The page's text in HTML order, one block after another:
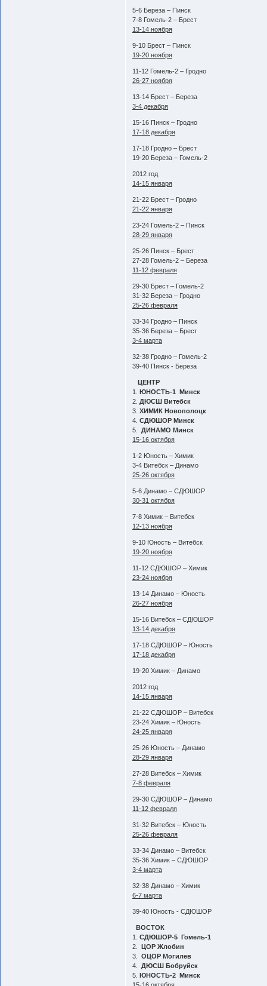
5-6 Береза – Пинск
7-8 Гомель-2 – Брест
13-14 ноября
9-10 Брест – Пинск
19-20 ноября
11-12 Гомель-2 – Гродно
26-27 ноября
13-14 Брест – Береза
3-4 декабря
15-16 Пинск – Гродно
17-18 декабря
17-18 Гродно – Брест
19-20 Береза – Гомель-2
2012 год
14-15 января
21-22 Брест – Гродно
21-22 января
23-24 Гомель-2 – Пинск
28-29 января
25-26 Пинск – Брест
27-28 Гомель-2 – Береза
11-12 февраля
29-30 Брест – Гомель-2
31-32 Береза – Гродно
25-26 февраля
33-34 Гродно – Пинск
35-36 Береза – Брест
3-4 марта
32-38 Гродно – Гомель-2
39-40 Пинск - Береза
ЦЕНТР
1. ЮНОСТЬ-1 Минск
2.ДЮСШ Витебск
3.ХИМИК Новополоцк
4.СДЮШОР Минск
5.ДИНАМО Минск
15-16 октября
1-2 Юность – Химик
3-4 Витебск – Динамо
25-26 октября
5-6 Динамо – СДЮШОР
30-31 октября
7-8 Химик – Витебск
12-13 ноября
9-10 Юность – Витебск
19-20 ноября
11-12 СДЮШОР – Химик
23-24 ноября
13-14 Динамо – Юность
26-27 ноября
15-16 Витебск – СДЮШОР
13-14 декабря
17-18 СДЮШОР – Юность
17-18 декабря
19-20 Химик – Динамо
2012 год
14-15 января
21-22 СДЮШОР – Витебск
23-24 Химик – Юность
24-25 января
25-26 Юность – Динамо
28-29 января
27-28 Витебск – Химик
7-8 февраля
29-30 СДЮШОР – Динамо
11-12 февраля
31-32 Витебск – Юность
25-26 февраля
33-34 Динамо – Витебск
35-36 Химик – СДЮШОР
3-4 марта
32-38 Динамо – Химик
6-7 марта
39-40 Юность - СДЮШОР
ВОСТОК
1.СДЮШОР-5 Гомель-1
2.
ЦОР Жлобин
3.ОЦОР Могилев
4.ДЮСШ Бобруйск
5. ЮНОСТЬ-2 Минск